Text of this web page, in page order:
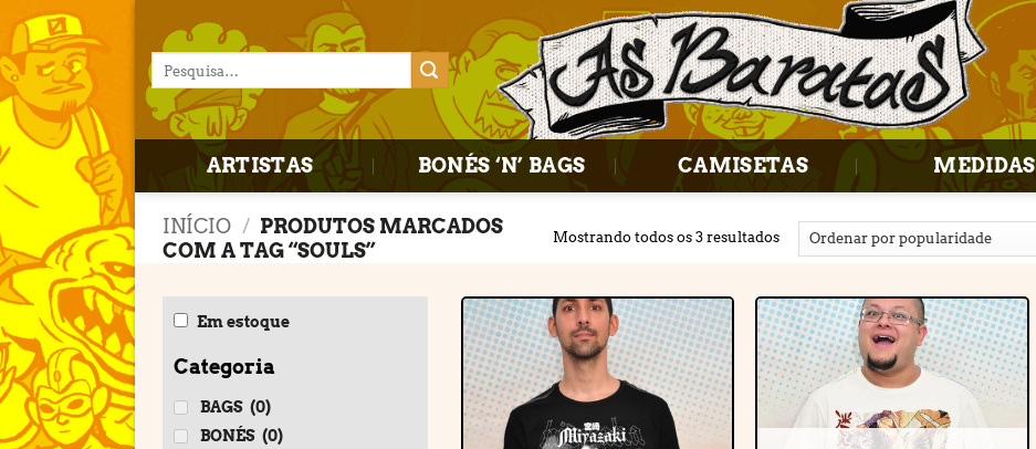
content
Pesquisar
por:
ARTISTAS BONÉS ‘N’ BAGS CAMISETAS MEDIDAS
INÍCIO / PRODUTOS MARCADOS
COM A TAG “SOULS”
Mostrando todos os 3 resultados
Em estoque
Categoria
BAGS (0)
BONÉS (0)
Adicionar
à lista de
desejos
Adicionar
à lista de
desejos